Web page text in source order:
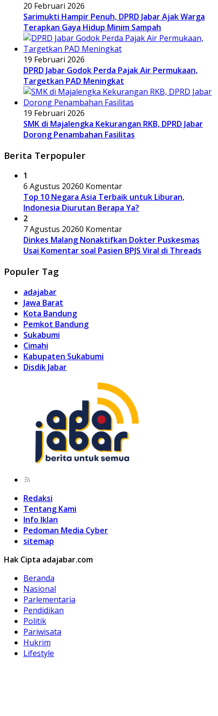
20 Februari 2026
Sarimukti Hampir Penuh, DPRD Jabar Ajak Warga
Terapkan Gaya Hidup Minim Sampah
19 Februari 2026
DPRD Jabar Godok Perda Pajak Air Permukaan,
Targetkan PAD Meningkat
19 Februari 2026
SMK di Majalengka Kekurangan RKB, DPRD Jabar
Dorong Penambahan Fasilitas
Berita Terpopuler
1
6 Agustus 20260 Komentar
Top 10 Negara Asia Terbaik untuk Liburan,
Indonesia Diurutan Berapa Ya?
2
7 Agustus 20260 Komentar
Dinkes Malang Nonaktifkan Dokter Puskesmas
Usai Komentar soal Pasien BPJS Viral di Threads
Populer Tag
adajabar
Jawa Barat
Kota Bandung
Pemkot Bandung
Sukabumi
Cimahi
Kabupaten Sukabumi
Disdik Jabar
Redaksi
Tentang Kami
Info Iklan
Pedoman Media Cyber
sitemap
Hak Cipta adajabar.com
Beranda
Nasional
Parlementaria
Pendidikan
Politik
Pariwisata
Hukrim
Lifestyle